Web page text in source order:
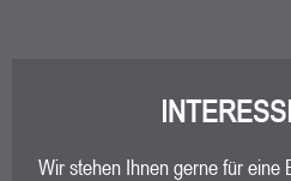
Wir stehen Ihnen gerne für eine